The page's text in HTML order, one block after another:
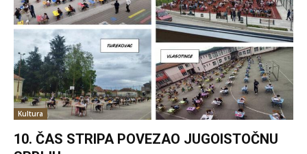
Kultura
10. ČAS STRIPA POVEZAO JUGOISTOČNU